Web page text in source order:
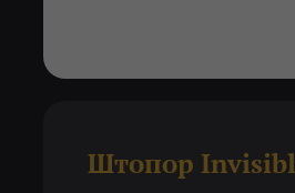
Штопор